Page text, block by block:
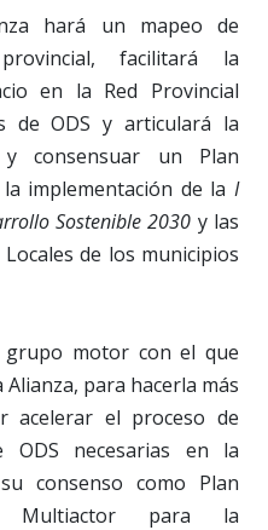
hará un mapeo de
facilitará la
en la Red Provincial
de ODS y articulará la
consensuar un Plan
implementación de la I
Sostenible 2030 y las
de los municipios
grupo motor con el que
para hacerla más
acelerar el proceso de
ODS necesarias en la
consenso como Plan
Multiactor para la